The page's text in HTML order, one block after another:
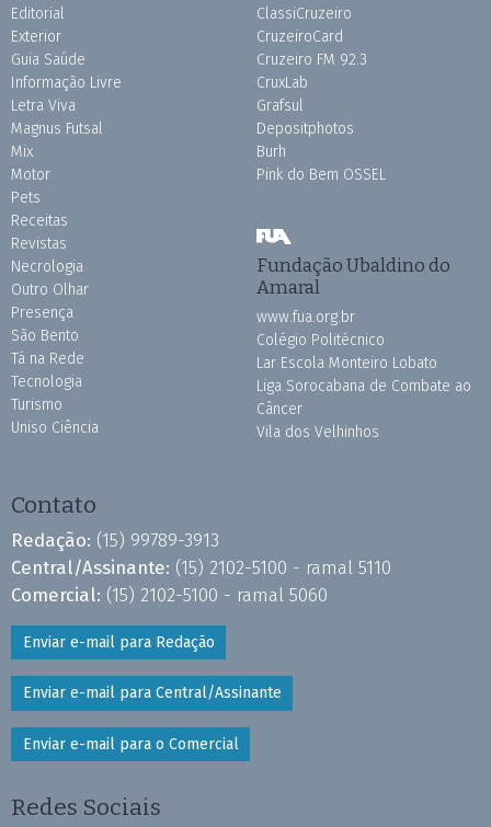
Editorial
Exterior
Guia Saúde
Informação Livre
Letra Viva
Magnus Futsal
Mix
Motor
Pets
Receitas
Revistas
Necrologia
Outro Olhar
Presença
São Bento
Tá na Rede
Tecnologia
Turismo
Uniso Ciência
ClassiCruzeiro
CruzeiroCard
Cruzeiro FM 92.3
CruxLab
Grafsul
Depositphotos
Burh
Pink do Bem OSSEL
Fundação Ubaldino do
Amaral
www.fua.org.br
Colégio Politécnico
Lar Escola Monteiro Lobato
Liga Sorocabana de Combate ao
Câncer
Vila dos Velhinhos
Contato
Redação: (15) 99789-3913
Central/Assinante: (15) 2102-5100 - ramal 5110
Comercial: (15) 2102-5100 - ramal 5060
Enviar e-mail para Redação
Enviar e-mail para Central/Assinante
Enviar e-mail para o Comercial
Redes Sociais